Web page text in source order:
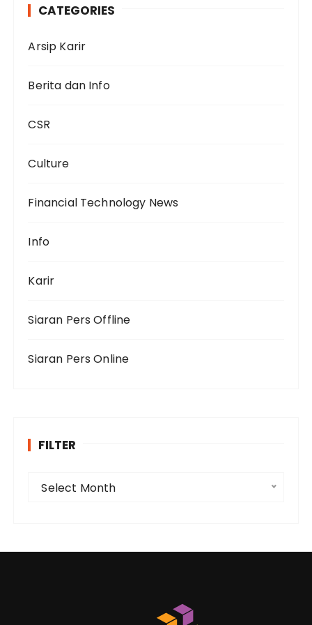
CATEGORIES
Arsip Karir
Berita dan Info
CSR
Culture
Financial Technology News
Info
Karir
Siaran Pers Offline
Siaran Pers Online
FILTER
e
Select Month